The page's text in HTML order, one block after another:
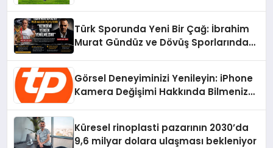
Türk Sporunda Yeni Bir Çağ: İbrahim
Murat Gündüz ve Dövüş Sporlarında
Görsel Deneyiminizi Yenileyin: iPhone
Kamera Değişimi Hakkında Bilmeniz
Küresel rinoplasti pazarının 2030’da
9,6 milyar dolara ulaşması bekleniyor